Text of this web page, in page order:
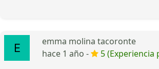
emma molina tacoronte
hace 1 año -
5 (Experiencia